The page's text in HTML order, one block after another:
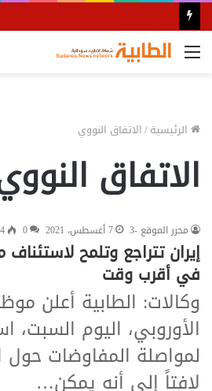
القائمة
الرئيسية/الاتفاق النووي
الاتفاق
محرر الموقع -3
7 أغسطس، 2021 0
إيران تتراجع وتلمح
في أقرب وقت
وكالات: الطابية أعلن
الأوروبي، اليوم السبت،
لمواصلة المفاوضات حول
لافتاً إلى أنه يمكن…